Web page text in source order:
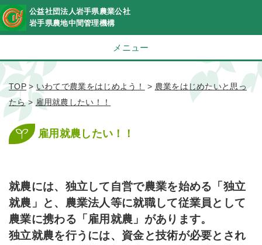
公益社団法人岩手県農業公社
岩手県農地中間管理機構
メニュー
TOP>いわてで農業をはじめよう！ > 農業をはじめたいと思っ
たら> 雇用就農したい！！
雇用就農したい！！
就農には、独立して自営で農業を始める「独立
就農」と、農業法人等に就職して従業員として
農業に携わる「雇用就農」があります。
独立就農を行うには、資金と技術が必要とされ